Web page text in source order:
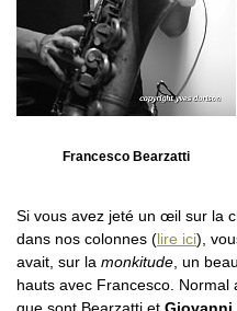
Francesco Bearzatti
Si vous avez jeté un œil sur la
dans nos colonnes (lire ici),
avait, sur la monkitude , un
hauts avec Francesco.
que sont Bearzatti et Giovanni